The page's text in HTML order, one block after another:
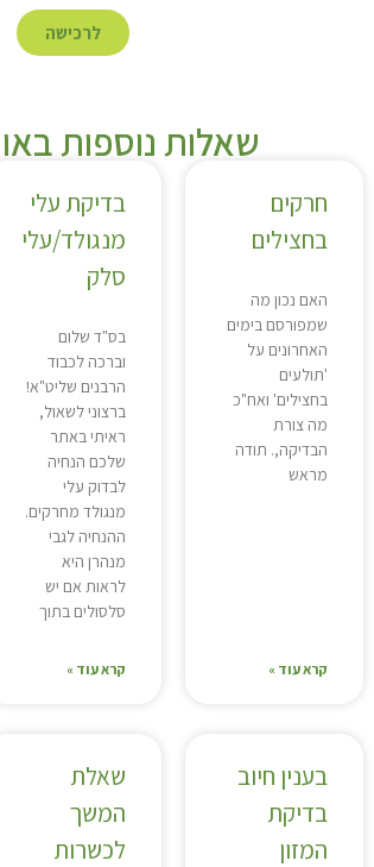
לרכישה
שאלות נוספות
חרקים
בחצילים
האם נכון מה
שמפורסם בימים
האחרונים על
'תולעים
בחצילים' ואח"כ
מה צורת
הבדיקה,. תודה
מראש
קרא עוד »
בדיקת עלי
מנגולד/עלי
סלק
בס"ד שלום
וברכה לכבוד
הרבנים שליט"א!
ברצוני לשאול,
ראיתי באתר
שלכם הנחיה
לבדוק עלי
מנגולד מחרקים.
ההנחיה לגבי
מנהרן היא
לראות אם יש
סלסולים בתוך
קרא עוד »
בענין חיוב
בדיקת
המזון
שאלת
המשך
לכשרות